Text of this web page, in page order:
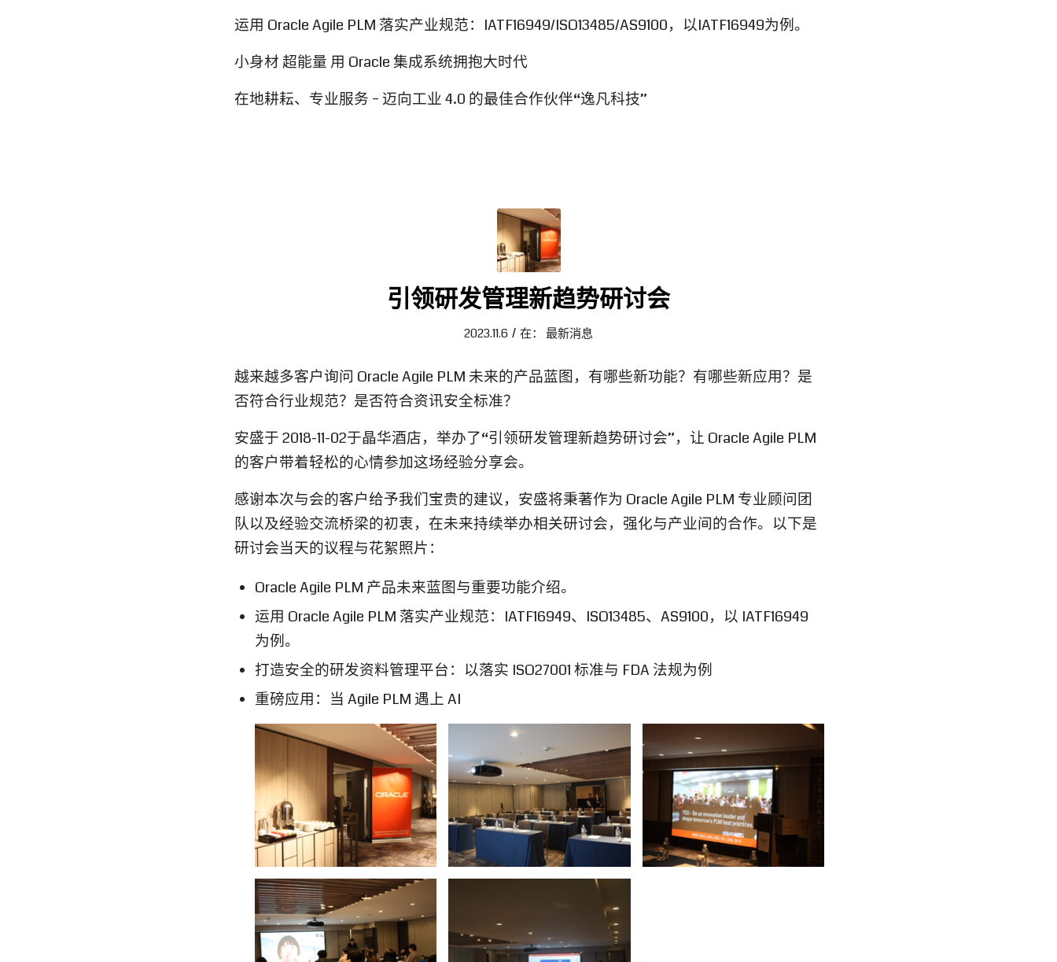
运用 Oracle Agile PLM 落实产业规范：IATF16949/ISO13485/AS9100，以IATF16949为例。
小身材 超能量 用 Oracle 集成系统拥抱大时代
在地耕耘、专业服务 – 迈向工业4.0 的最佳合作伙伴“逸凡科技”
引领研发管理新趋势研讨会
2023.11.6 / 在： 最新消息
越来越多客户询问 Oracle Agile PLM 未来的产品蓝图，有哪些新功能？有哪些新应用？是
否符合行业规范？是否符合资讯安全标准？
安盛于 2018-11-02于晶华酒店，举办了“引领研发管理新趋势研讨会”，让 Oracle Agile PLM
的客户带着轻松的心情参加这场经验分享会。
感谢本次与会的客户给予我们宝贵的建议，安盛将秉著作为 Oracle Agile PLM 专业顾问团
队以及经验交流桥梁的初衷，在未来持续举办相关研讨会，强化与产业间的合作。以下是
研讨会当天的议程与花絮照片：
Oracle Agile PLM 产品未来蓝图与重要功能介绍。
运用 Oracle Agile PLM 落实产业规范：IATF16949、ISO13485、AS9100，以 IATF16949
为例。
打造安全的研发资料管理平台：以落实 ISO27001 标准与 FDA 法规为例
重磅应用：当 Agile PLM 遇上AI